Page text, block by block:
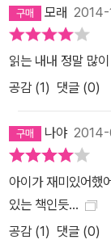
말도 안 되는, 가령
렇게 이 년의 세월
찾아오고 그제야 ‘
나 자신을 믿는 마
이름을 지어 주면서
잃은 슬픔을 딛고
박함과 유쾌함을
의 여러 가지 마음
메시지를 매끄럽게
모래
읽는 내내 정말 많
공감 (1) 댓글 (0)
나야2014-
아이가 재미있어했
있는 책인듯...
공감 (1) 댓글 (0)